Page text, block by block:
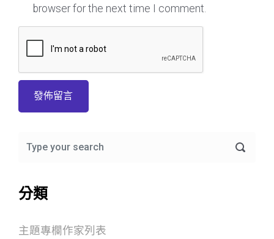
browser for the next time I comment.
分類
主題專欄作家列表